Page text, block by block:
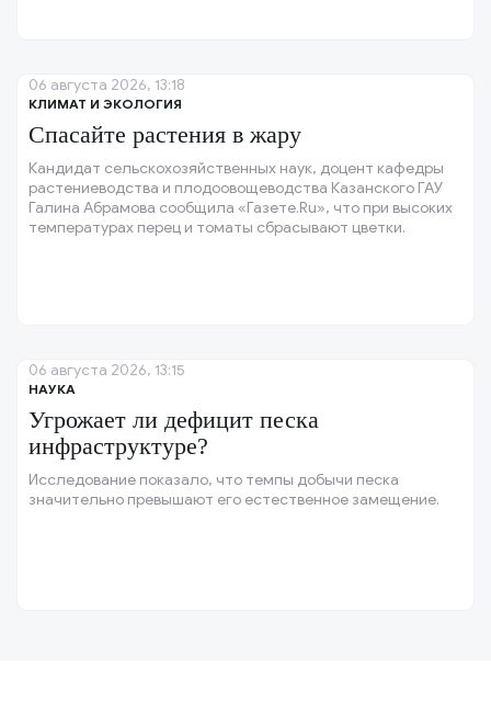
КЛИМАТ И ЭКОЛОГИЯ
Спасайте растения в жару
Кандидат сельскохозяйственных наук, доцент кафедры
растениеводства и плодоовощеводства Казанского ГАУ
Галина Абрамова сообщила «Газете.Ru», что при высоких
температурах перец и томаты сбрасывают цветки.
06 августа 2026, 13:18
НАУКА
Угрожает ли дефицит песка
инфраструктуре?
Исследование показало, что темпы добычи песка
значительно превышают его естественное замещение.
06 августа 2026, 13:15